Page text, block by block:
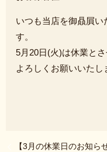
いつも当店を御贔屓い
す。
5月20日(火)は休業とさ
よろしくお願いいたし
店
【3月の休業日のお知ら